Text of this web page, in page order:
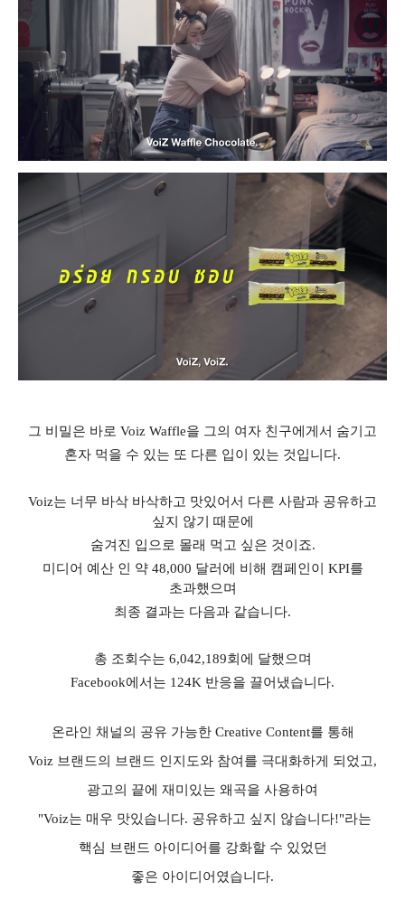
그 비밀은 바로 Voiz Waffle을 그의 여자 친구에게서 숨기고
혼자 먹을 수 있는 또 다른 입이 있는 것입니다.
Voiz는 너무 바삭 바삭하고 맛있어서 다른 사람과 공유하고
싶지 않기 때문에
숨겨진 입으로 몰래 먹고 싶은 것이죠.
미디어 예산 인 약48,000 달러에 비해 캠페인이 KPI를
초과했으며
최종 결과는 다음과 같습니다.
총 조회수는 6,042,189회에 달했으며
Facebook에서는 124K 반응을 끌어냈습니다.
온라인 채널의 공유 가능한Creative Content를 통해
Voiz 브랜드의 브랜드 인지도와 참여를 극대화하게 되었고,
광고의 끝에 재미있는 왜곡을 사용하여
"Voiz는 매우 맛있습니다. 공유하고 싶지 않습니다!"라는
핵심 브랜드 아이디어를 강화할 수 있었던
좋은 아이디어였습니다.